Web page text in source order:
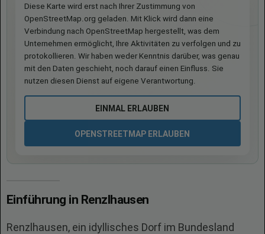
Diese Karte wird erst nach Ihrer Zustimmung von
OpenStreetMap.org geladen. Mit Klick wird dann eine
Verbindung nach OpenStreetMap hergestellt, was dem
Unternehmen ermöglicht, Ihre Aktivitäten zu verfolgen und zu
protokollieren. Wir haben weder Kenntnis darüber, was genau
mit den Daten geschieht, noch darauf einen Einfluss. Sie
nutzen diesen Dienst auf eigene Verantwortung.
EINMAL ERLAUBEN
OPENSTREETMAP ERLAUBEN
Einführung in Renzlhausen
Renzlhausen, ein idyllisches Dorf im Bundesland